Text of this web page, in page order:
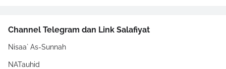
Channel Telegram dan Link Salafiyat
Nisaa` As-Sunnah
NATauhid